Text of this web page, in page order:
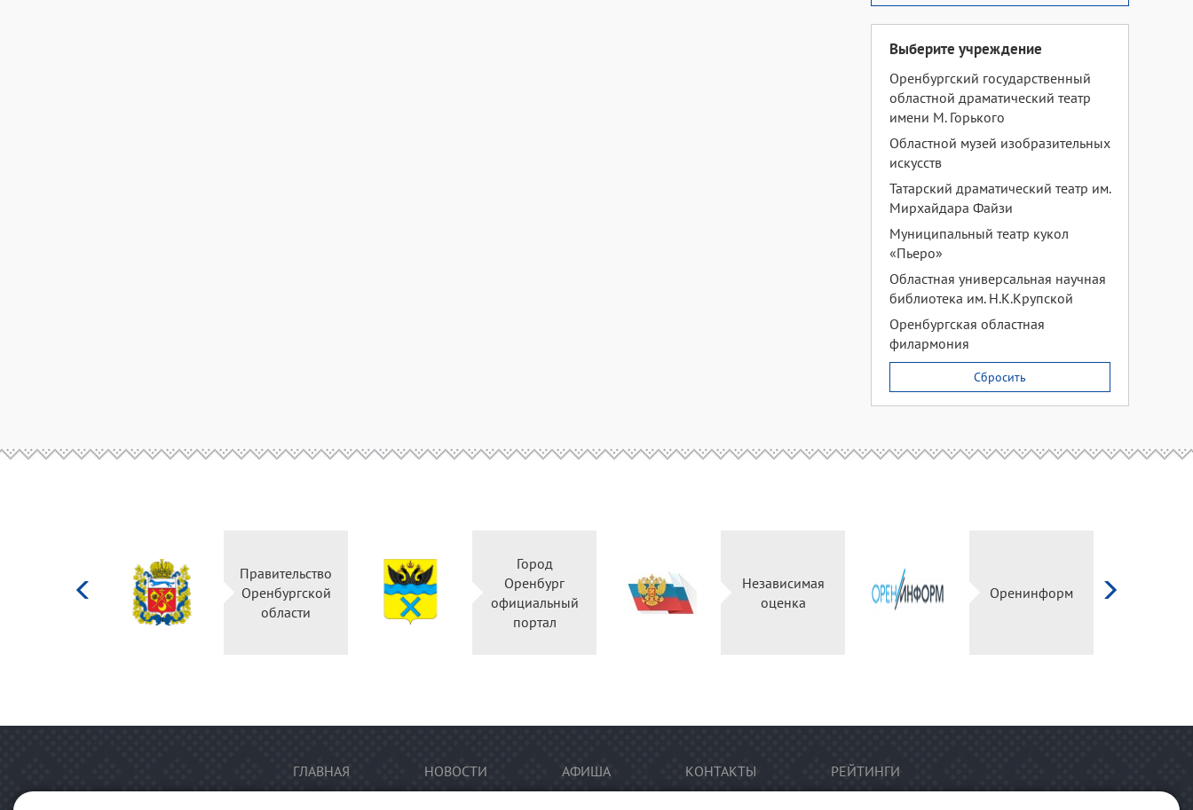
Выберите учреждение
Оренбургский государственный
областной драматический театр
имени М. Горького
Областной музей изобразительных
искусств
Татарский драматический театр им.
Мирхайдара Файзи
Муниципальный театр кукол
«Пьеро»
Областная универсальная научная
библиотека им. Н.К.Крупской
Оренбургская областная
филармония
Сбросить
Правительство
Оренбургской
области
Город
Оренбург
официальный
портал
Независимая
оценка
Оренинформ
ГЛАВНАЯ НОВОСТИ АФИША КОНТАКТЫ РЕЙТИНГИ